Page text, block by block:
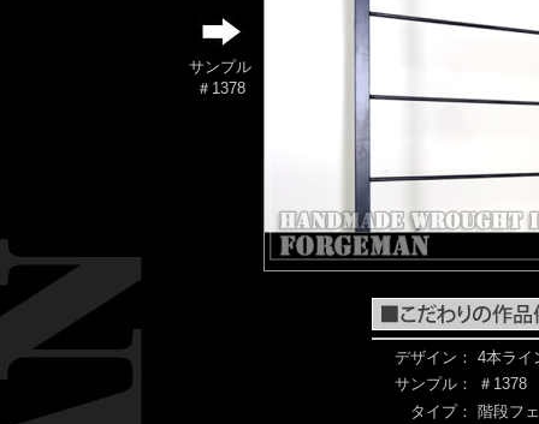
サンプル
＃1378
デザイン： 4本ライ
サンプル：
＃1378
タイプ：
階段フ